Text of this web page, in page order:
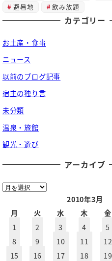
避暑地
飲み放題
カテゴリー
お土産・食事
ニュース
以前のブログ記事
宿主の独り言
未分類
温泉・旅館
観光・遊び
アーカイブ
ア
2010年3月
月
火 水 木 金
1
2 3 4 5
8
9 10 11 12
15
16 17 18 19